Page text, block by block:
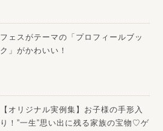
フェスがテーマの「プロフィールブッ
ク」がかわいい！
【オリジナル実例集】お子様の手形入
り！”一生”思い出に残る家族の宝物♡ゲ